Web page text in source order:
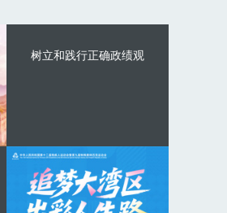
树立和践行正确政绩观